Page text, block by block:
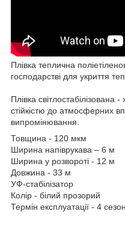
Плівка теплична
господарстві для укриття
Плівка світлостабілізована
стійкістю до атмосферних
випромінювання.
Товщина - 120 мкм
Ширина напіврукава – 6 м
Ширина у розвороті - 12 м
Довжина - 33 м
УФ-стабілізатор
Колір - білий прозорий
Термін експлуатації - 4